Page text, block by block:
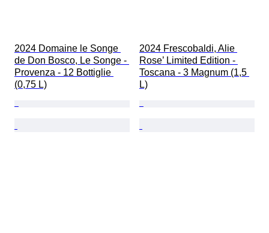
2024 Domaine le Songe
de Don Bosco, Le Songe -
Provenza - 12 Bottiglie
(0,75 L)
2024 Frescobaldi, Alie
Rose’ Limited Edition -
Toscana - 3 Magnum (1,5
L)